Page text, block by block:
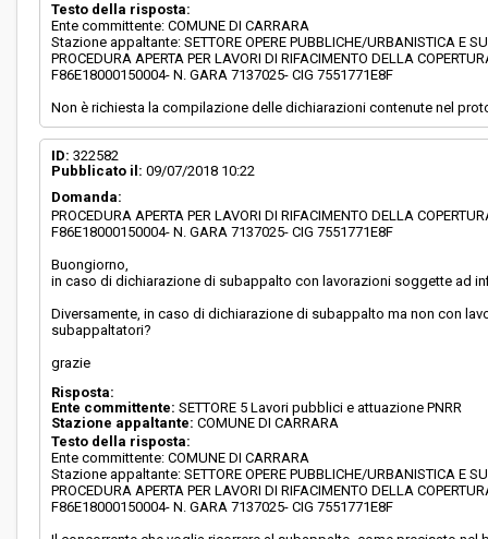
Testo della risposta:
Ente committente: COMUNE DI CARRARA
Stazione appaltante: SETTORE OPERE PUBBLICHE/URBANISTICA E
PROCEDURA APERTA PER LAVORI DI RIFACIMENTO DELLA
F86E18000150004- N. GARA 7137025- CIG 7551771E8F
Non è richiesta la compilazione delle dichiarazioni contenute nel
ID: 322582
Pubblicato il: 09/07/2018 10:22
Domanda:
PROCEDURA APERTA PER LAVORI DI RIFACIMENTO DELLA
F86E18000150004- N. GARA 7137025- CIG 7551771E8F
Buongiorno,
in caso di dichiarazione di subappalto con lavorazioni soggette ad
Diversamente, in caso di dichiarazione di subappalto ma non con
subappaltatori?
grazie
Risposta:
Ente committente: SETTORE 5 Lavori pubblici e attuazione PNRR
Stazione appaltante: COMUNE DI CARRARA
Testo della risposta:
Ente committente: COMUNE DI CARRARA
Stazione appaltante: SETTORE OPERE PUBBLICHE/URBANISTICA E
PROCEDURA APERTA PER LAVORI DI RIFACIMENTO DELLA
F86E18000150004- N. GARA 7137025- CIG 7551771E8F